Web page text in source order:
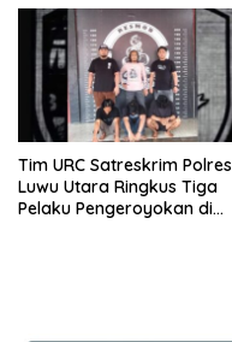
Tim URC Satreskrim Polres
Luwu Utara Ringkus Tiga
Pelaku Pengeroyokan di